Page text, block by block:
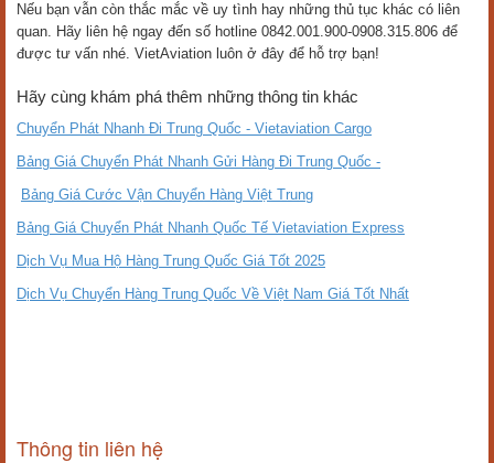
Nếu bạn vẫn còn thắc mắc về uy tình hay những thủ tục khác có liên
quan. Hãy liên hệ ngay đến số hotline 0842.001.900-0908.315.806 để
được tư vấn nhé. VietAviation luôn ở đây để hỗ trợ bạn!
Hãy cùng khám phá thêm những thông tin khác
Chuyển Phát Nhanh Đi Trung Quốc - Vietaviation Cargo
Bảng Giá Chuyển Phát Nhanh Gửi Hàng Đi Trung Quốc -
Bảng Giá Cước Vận Chuyển Hàng Việt Trung
Bảng Giá Chuyển Phát Nhanh Quốc Tế Vietaviation Express
Dịch Vụ Mua Hộ Hàng Trung Quốc Giá Tốt 2025
Dịch Vụ Chuyển Hàng Trung Quốc Về Việt Nam Giá Tốt Nhất
Thông tin liên hệ